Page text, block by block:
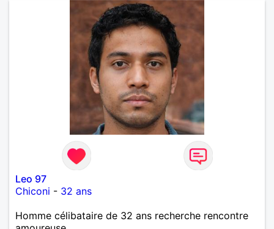
Leo 97
Chiconi - 32 ans
Homme célibataire de 32 ans recherche rencontre